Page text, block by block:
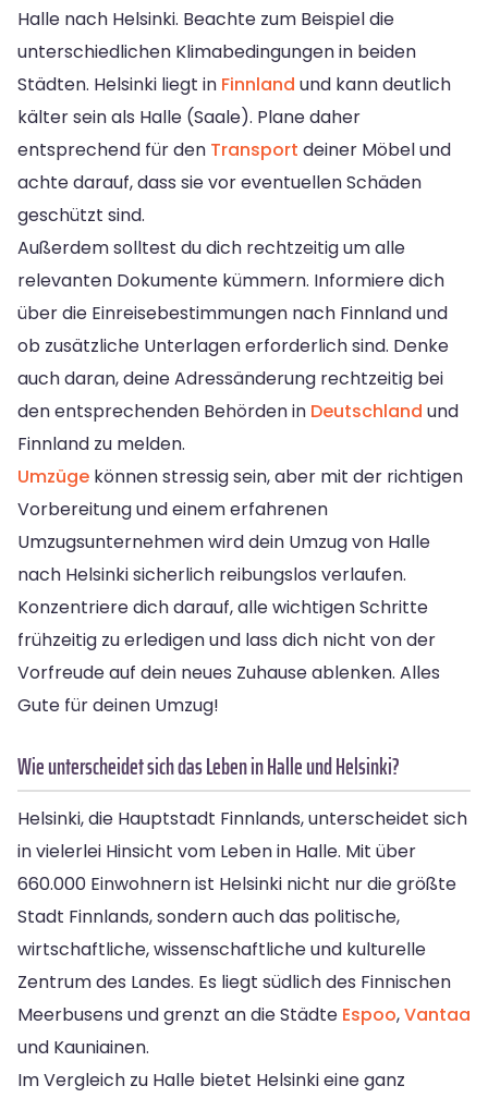
Halle nach Helsinki. Beachte zum Beispiel die
unterschiedlichen Klimabedingungen in beiden
Städten. Helsinki liegt in Finnland und kann deutlich
kälter sein als Halle (Saale). Plane daher
entsprechend für den Transport deiner Möbel und
achte darauf, dass sie vor eventuellen Schäden
geschützt sind.
Außerdem solltest du dich rechtzeitig um alle
relevanten Dokumente kümmern. Informiere dich
über die Einreisebestimmungen nach Finnland und
ob zusätzliche Unterlagen erforderlich sind. Denke
auch daran, deine Adressänderung rechtzeitig bei
den entsprechenden Behörden in Deutschland und
Finnland zu melden.
Umzüge können stressig sein, aber mit der richtigen
Vorbereitung und einem erfahrenen
Umzugsunternehmen wird dein Umzug von Halle
nach Helsinki sicherlich reibungslos verlaufen.
Konzentriere dich darauf, alle wichtigen Schritte
frühzeitig zu erledigen und lass dich nicht von der
Vorfreude auf dein neues Zuhause ablenken. Alles
Gute für deinen Umzug!
Wie unterscheidet sich das Leben in Halle und Helsinki?
Helsinki, die Hauptstadt Finnlands, unterscheidet sich
in vielerlei Hinsicht vom Leben in Halle. Mit über
660.000 Einwohnern ist Helsinki nicht nur die größte
Stadt Finnlands, sondern auch das politische,
wirtschaftliche, wissenschaftliche und kulturelle
Zentrum des Landes. Es liegt südlich des Finnischen
Meerbusens und grenzt an die Städte Espoo,Vantaa
und Kauniainen.
Im Vergleich zu Halle bietet Helsinki eine ganz